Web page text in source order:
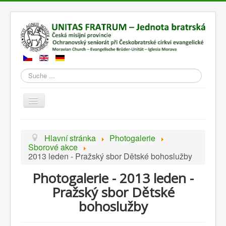
Suchen
Přepnout
navigaci
Hlavní stránka Photogalerie
Sborové akce
2013 leden - Pražský sbor Dětské bohoslužby
Photogalerie - 2013 leden -
Pražský sbor Dětské
bohoslužby